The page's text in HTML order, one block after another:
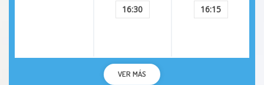
16:30 16:15
VER MÁS